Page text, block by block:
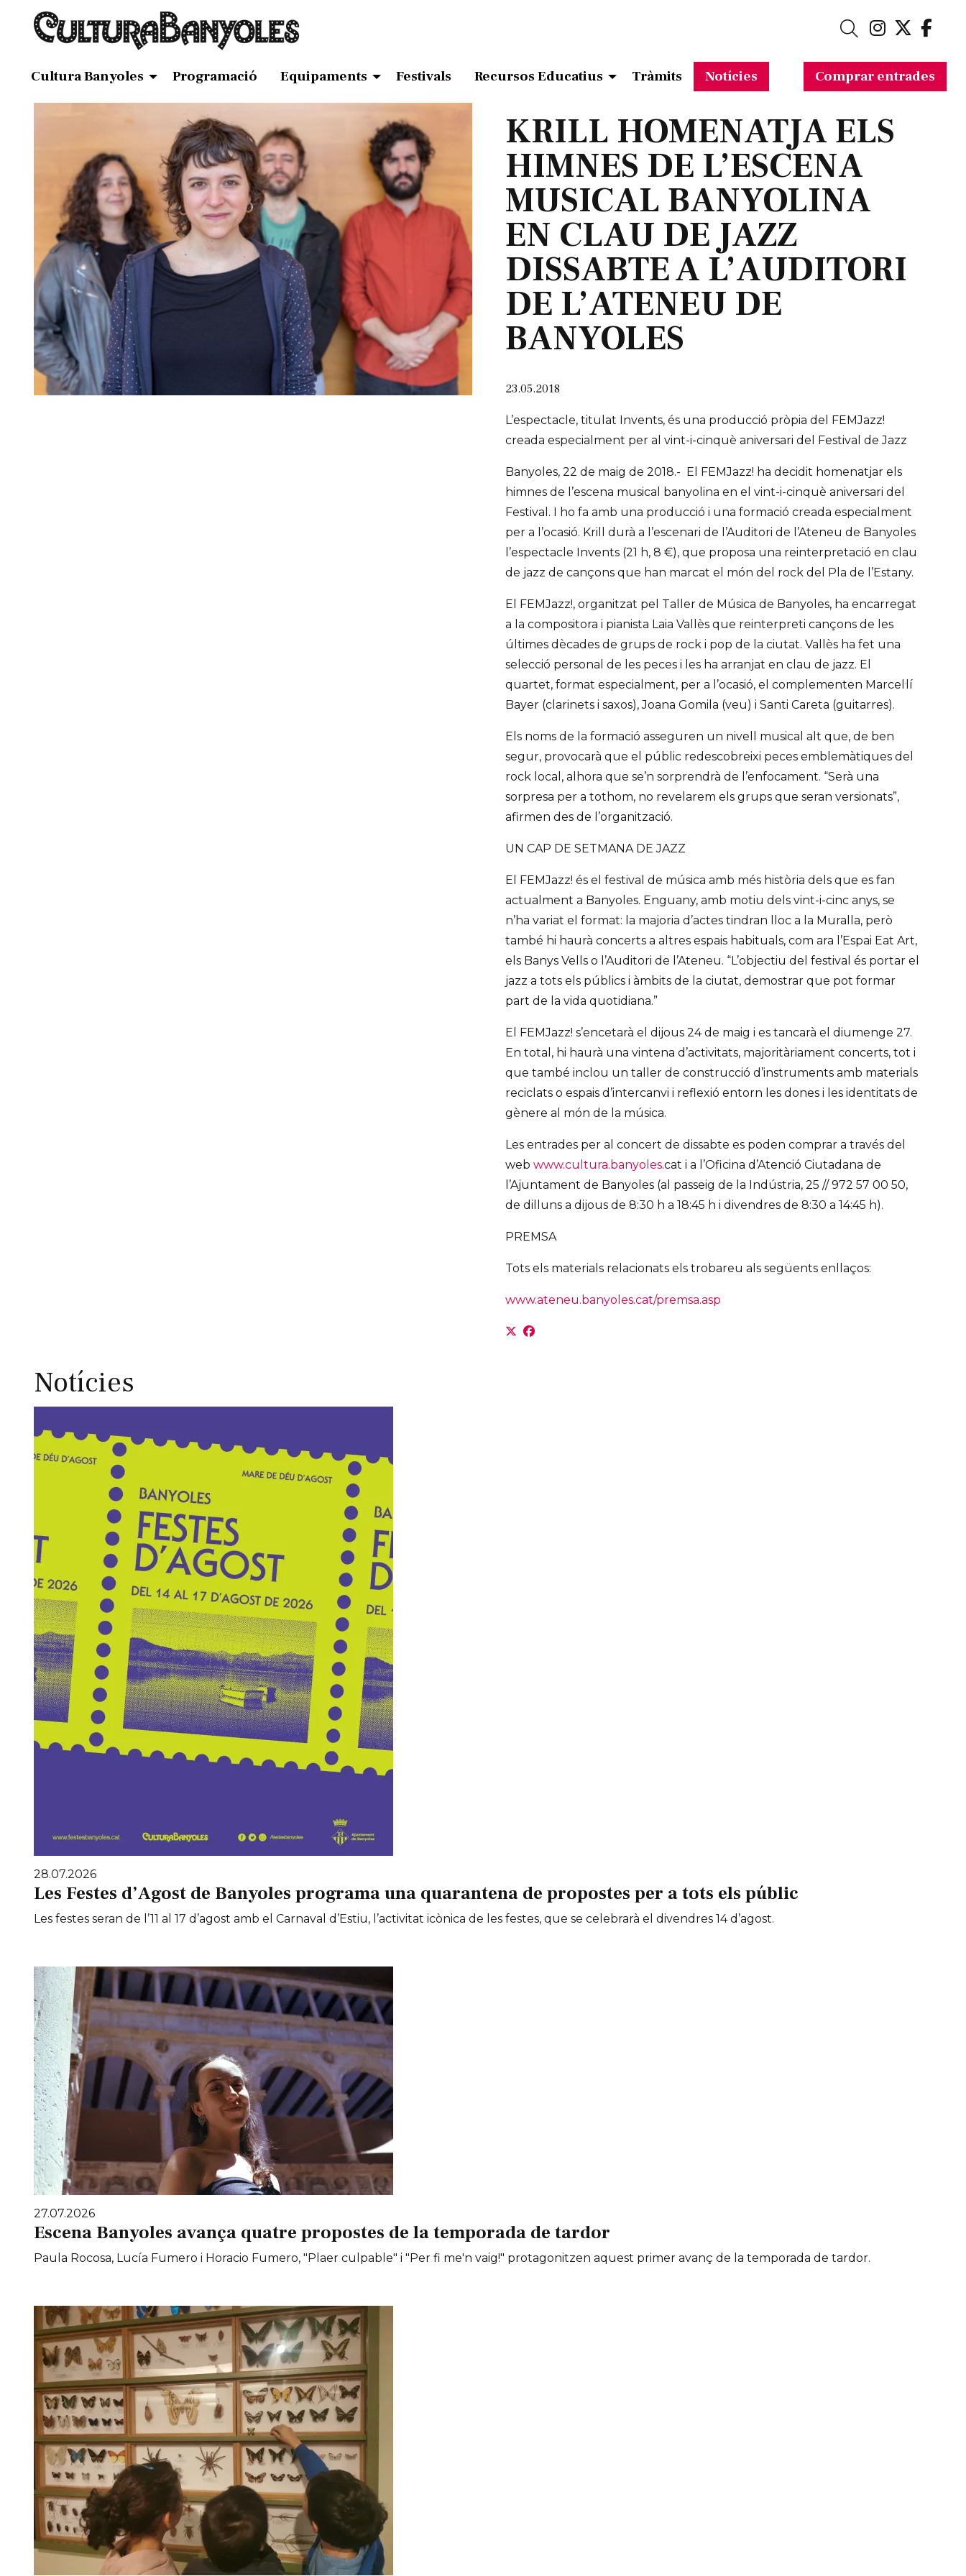
Link aLink
Cerca
Cultura Banyoles Programació Equipaments Festivals Recursos Educatius Tràmits Notícies Comprar entrades
KRILL HOMENATJA ELS
HIMNES DE L’ESCENA
MUSICAL BANYOLINA
EN CLAU DE JAZZ
DISSABTE A L’AUDITORI
DE L’ATENEU DE
BANYOLES
23.05.2018
L’espectacle, titulat Invents, és una producció pròpia del FEMJazz!
creada especialment per al vint-i-cinquè aniversari del Festival de Jazz
Banyoles, 22 de maig de 2018.- El FEMJazz! ha decidit homenatjar els
himnes de l’escena musical banyolina en el vint-i-cinquè aniversari del
Festival. I ho fa amb una producció i una formació creada especialment
per a l’ocasió. Krill durà a l’escenari de l’Auditori de l’Ateneu de Banyoles
l’espectacle Invents (21 h, 8 €), que proposa una reinterpretació en clau
de jazz de cançons que han marcat el món del rock del Pla de l’Estany.
El FEMJazz!, organitzat pel Taller de Música de Banyoles, ha encarregat
a la compositora i pianista Laia Vallès que reinterpreti cançons de les
últimes dècades de grups de rock i pop de la ciutat. Vallès ha fet una
selecció personal de les peces i les ha arranjat en clau de jazz. El
quartet, format especialment, per a l’ocasió, el complementen Marcel·lí
Bayer (clarinets i saxos), Joana Gomila (veu) i Santi Careta (guitarres).
Els noms de la formació asseguren un nivell musical alt que, de ben
segur, provocarà que el públic redescobreixi peces emblemàtiques del
rock local, alhora que se’n sorprendrà de l’enfocament. “Serà una
sorpresa per a tothom, no revelarem els grups que seran versionats”,
afirmen des de l’organització.
UN CAP DE SETMANA DE JAZZ
El FEMJazz! és el festival de música amb més història dels que es fan
actualment a Banyoles. Enguany, amb motiu dels vint-i-cinc anys, se
n’ha variat el format: la majoria d’actes tindran lloc a la Muralla, però
també hi haurà concerts a altres espais habituals, com ara l’Espai Eat Art,
els Banys Vells o l’Auditori de l’Ateneu. “L’objectiu del festival és portar el
jazz a tots els públics i àmbits de la ciutat, demostrar que pot formar
part de la vida quotidiana.”
El FEMJazz! s’encetarà el dijous 24 de maig i es tancarà el diumenge 27.
En total, hi haurà una vintena d’activitats, majoritàriament concerts, tot i
que també inclou un taller de construcció d’instruments amb materials
reciclats o espais d’intercanvi i reflexió entorn les dones i les identitats de
gènere al món de la música.
Les entrades per al concert de dissabte es poden comprar a través del
web www.cultura.banyoles.cat i a l’Oficina d’Atenció Ciutadana de
l’Ajuntament de Banyoles (al passeig de la Indústria, 25 // 972 57 00 50,
de dilluns a dijous de 8:30 h a 18:45 h i divendres de 8:30 a 14:45 h).
PREMSA
Tots els materials relacionats els trobareu als següents enllaços:
www.ateneu.banyoles.cat/premsa.asp
Notícies
28.07.2026
Les Festes d’Agost de Banyoles programa una quarantena de propostes per a tots els públic
Les festes seran de l’11 al 17 d’agost amb el Carnaval d’Estiu, l’activitat icònica de les festes, que se celebrarà el divendres 14 d’agost.
27.07.2026
Escena Banyoles avança quatre propostes de la temporada de tardor
Paula Rocosa, Lucía Fumero i Horacio Fumero, "Plaer culpable" i "Per fi me'n vaig!" protagonitzen aquest primer avanç de la temporada de tardor.